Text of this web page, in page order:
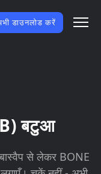
डाउनलोड करें
बटुआ
से लेकर BONE